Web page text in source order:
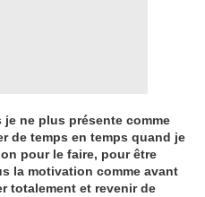
ne plus présente comme
de temps en temps quand je
pour le faire, pour être
la motivation comme avant
totalement et revenir de